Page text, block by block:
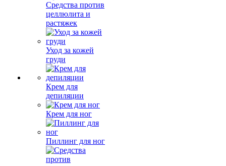
Средства против
целлюлита и
растяжек
Уход за кожей
груди
Крем для
депиляции
Крем для ног
Пиллинг для ног